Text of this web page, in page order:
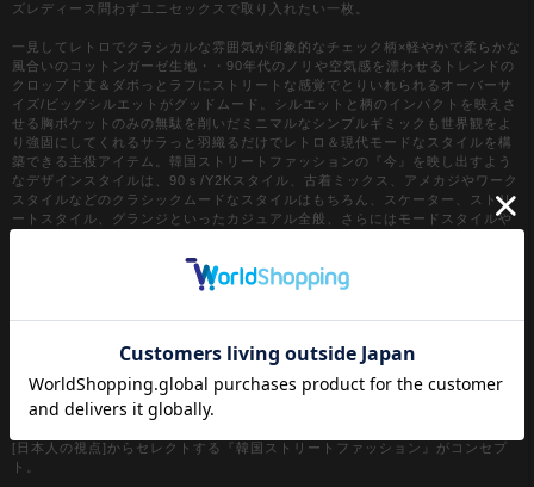
ズレディース問わずユニセックスで取り入れたい一枚。
一見してレトロでクラシカルな雰囲気が印象的なチェック柄×軽やかで柔らかな
風合いのコットンガーゼ生地・・90年代のノリや空気感を漂わせるトレンドの
クロップド丈＆ダボっとラフにストリートな感覚でとりいれられるオーバーサ
イズ/ビッグシルエットがグッドムード。シルエットと柄のインパクトを映えさ
せる胸ポケットのみの無駄を削いだミニマルなシンプルギミックも世界観をよ
り強固にしてくれるサラっと羽織るだけでレトロ＆現代モードなスタイルを構
築できる主役アイテム。韓国ストリートファッションの『今』を映し出すよう
なデザインスタイルは、90ｓ/Y2Kスタイル、古着ミックス、アメカジやワーク
スタイルなどのクラシックムードなスタイルはもちろん、スケーター、ストリ
ートスタイル、グランジといったカジュアル全般、さらにはモードスタイルや
a point of view...
[日本人の視点]からセレクトする『韓国ストリートファッション』がコンセプ
ト。